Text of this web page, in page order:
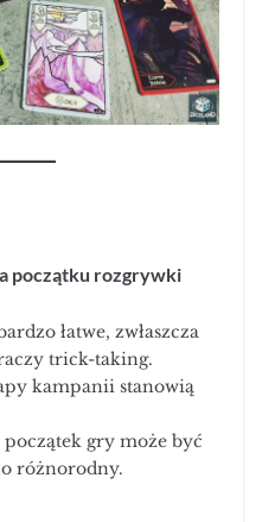
początku rozgrywki
łatwe, zwłaszcza
trick-taking.
kampanii stanowią
gry może być
różnorodny.